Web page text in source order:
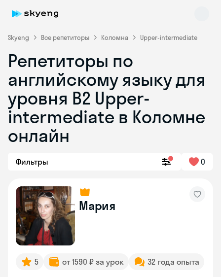
Skyeng Все репетиторы Коломна Upper-intermediate
Репетиторы по
английскому языку для
уровня B2 Upper-
intermediate в Коломне
онлайн
Фильтры 0
Мария
5 от 1590 ₽ за урок 32 года опыта
Skyeng Chat
online